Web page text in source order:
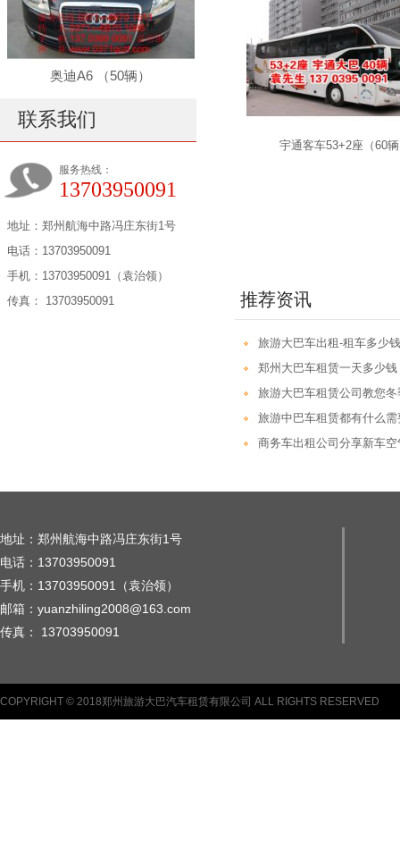
奥迪A6 （50辆）
联系我们
服务热线：
13703950091
地址：郑州航海中路冯庄东街1号
电话：13703950091
手机：13703950091（袁治领）
传真： 13703950091
宇通客车53+2座（60
推荐资讯
旅游大巴车出租-租车多少
郑州大巴车租赁一天多少钱
旅游大巴车租赁公司教您
旅游中巴车租赁都有什么
商务车出租公司分享新车
地址：郑州航海中路冯庄东街1号
电话：13703950091
手机：13703950091（袁治领）
邮箱：yuanzhiling2008@163.com
传真： 13703950091
COPYRIGHT © 2018郑州旅游大巴汽车租赁有限公司 ALL RIGHTS RESERVED